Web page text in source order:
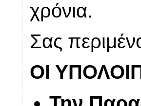
χρόνια.
Σας
ΟΙ